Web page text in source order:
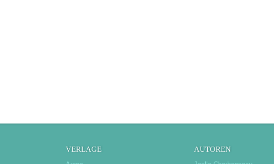
VERLAGE AUTOREN